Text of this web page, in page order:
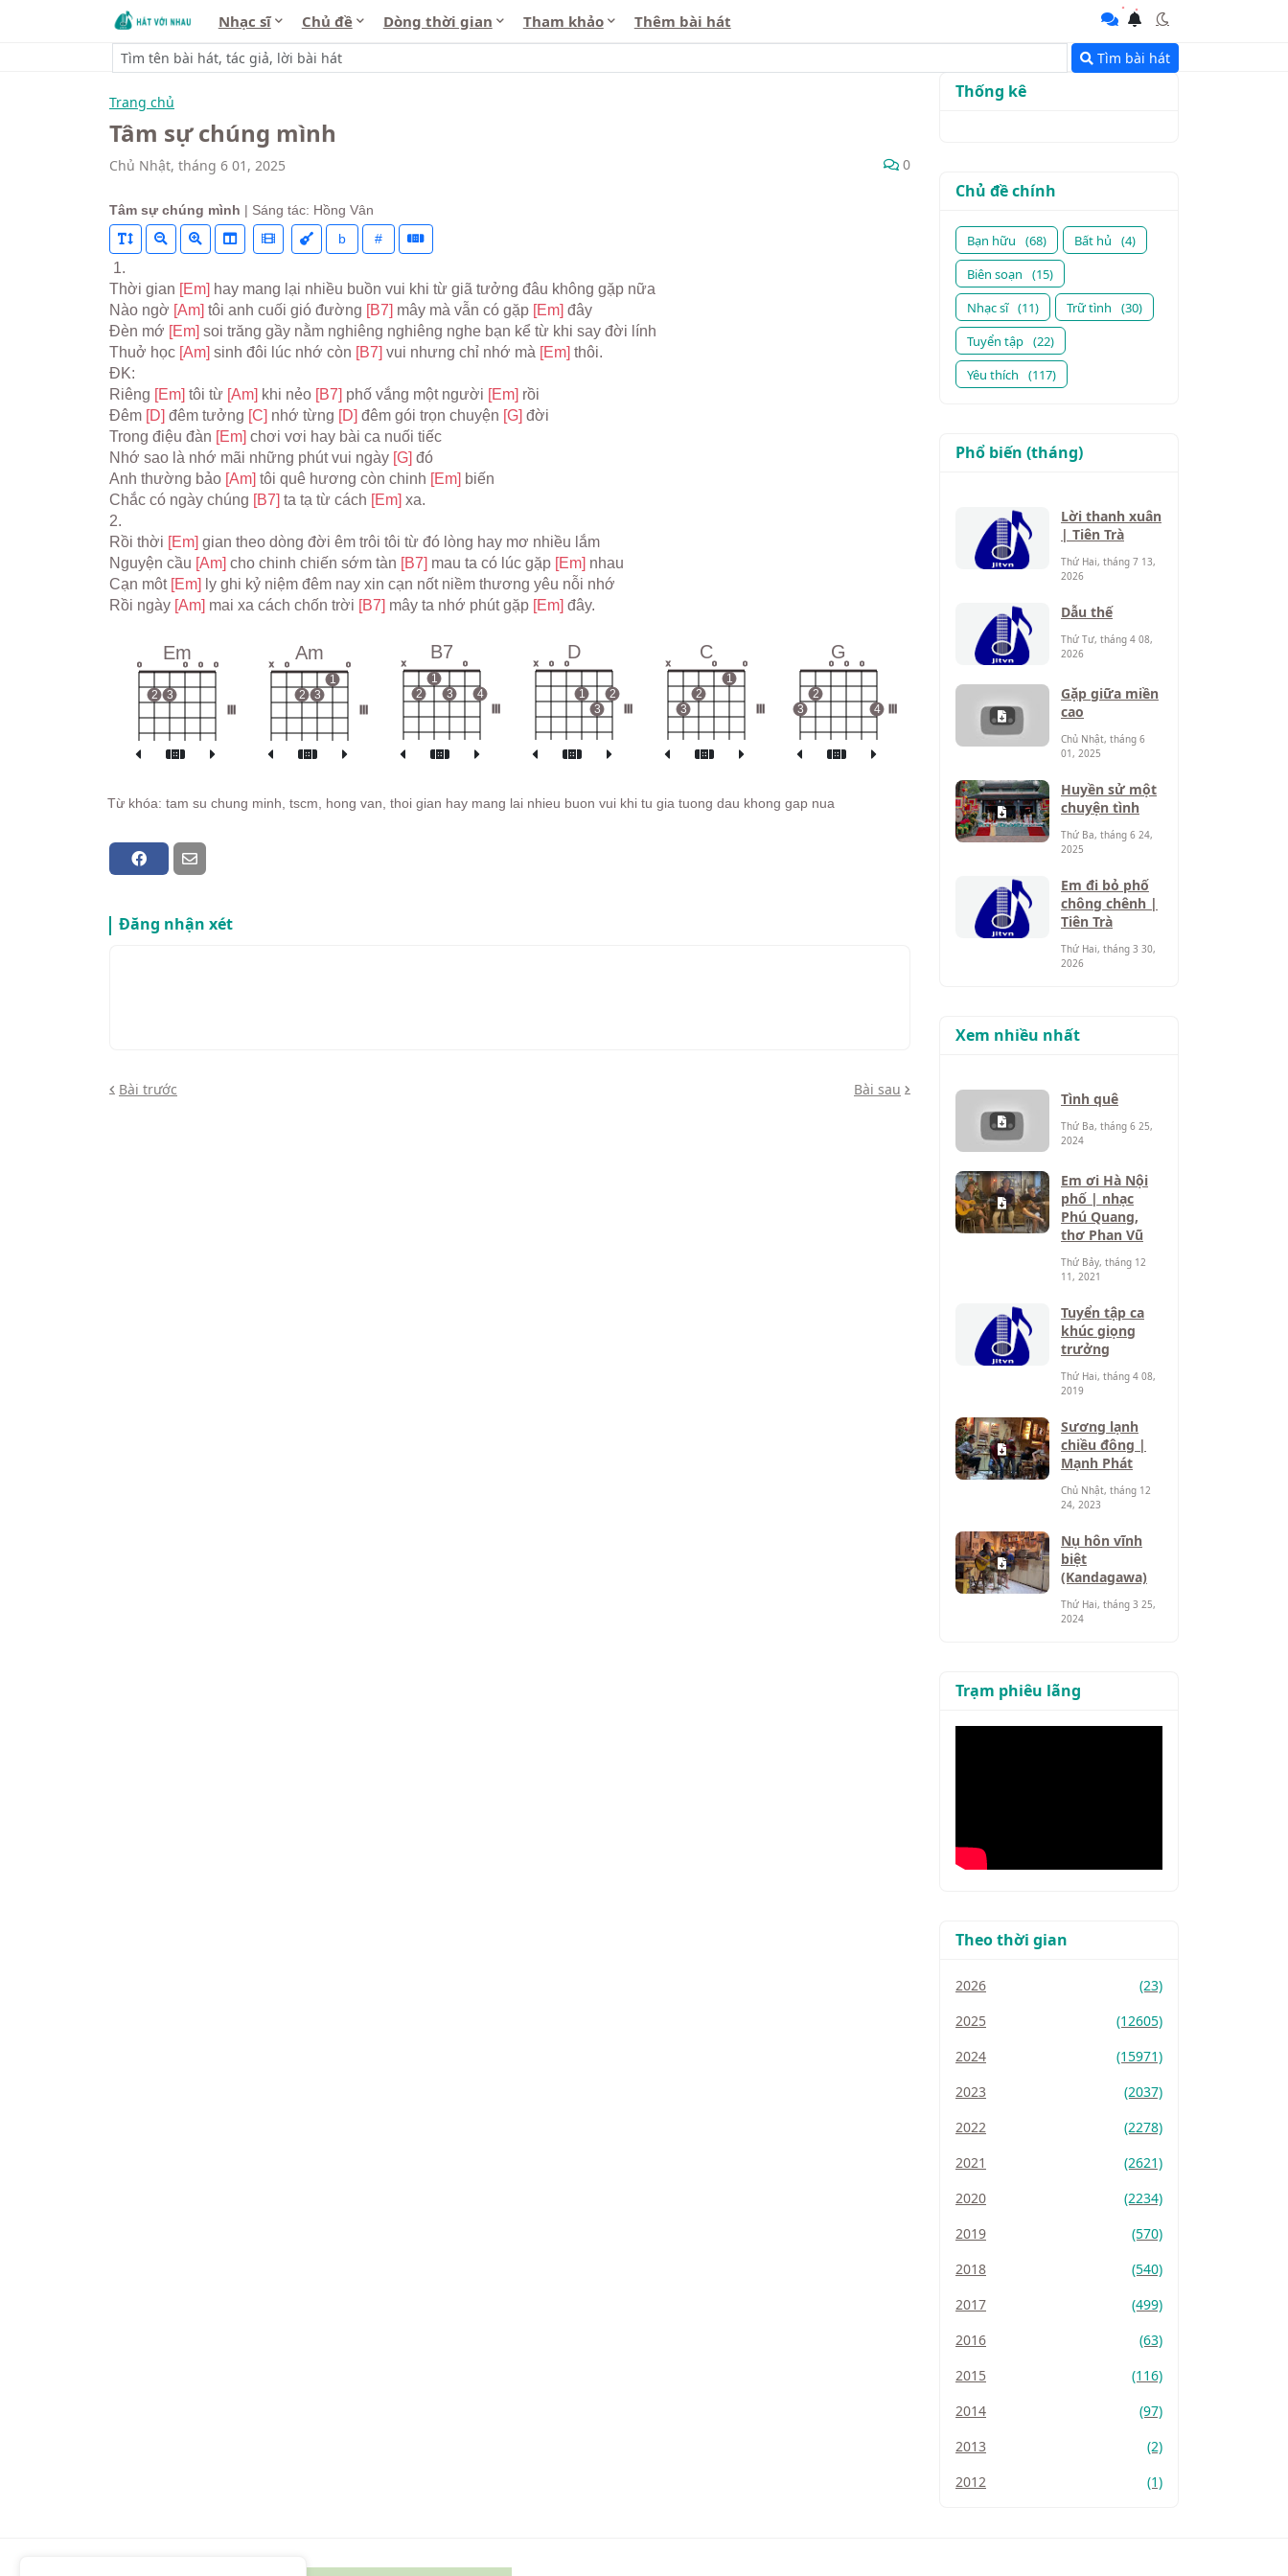
Nhạc sĩ Chủ đề Dòng thời gian Tham khảo Thêm bài hát
Tìm bài hát
Trang chủ
Tâm sự chúng mình
Chủ Nhật, tháng 6 01, 2025 0
Tâm sự chúng mình | Sáng tác: Hồng Vân
b
#
1.
Thời gian [Em] hay mang lại nhiều buồn vui khi từ giã tưởng đâu không gặp nữa
Nào ngờ [Am] tôi anh cuối gió đường [B7] mây mà vẫn có gặp [Em] đây
Đèn mớ [Em] soi trăng gầy nằm nghiêng nghiêng nghe bạn kể từ khi say đời lính
Thuở học [Am] sinh đôi lúc nhớ còn [B7] vui nhưng chỉ nhớ mà [Em] thôi.
ĐK:
Riêng [Em] tôi từ [Am] khi nẻo [B7] phố vắng một người [Em] rồi
Đêm [D] đêm tưởng [C] nhớ từng [D] đêm gói trọn chuyện [G] đời
Trong điệu đàn [Em] chơi vơi hay bài ca nuối tiếc
Nhớ sao là nhớ mãi những phút vui ngày [G] đó
Anh thường bảo [Am] tôi quê hương còn chinh [Em] biến
Chắc có ngày chúng [B7] ta tạ từ cách [Em] xa.
2.
Rồi thời [Em] gian theo dòng đời êm trôi tôi từ đó lòng hay mơ nhiều lắm
Nguyện cầu [Am] cho chinh chiến sớm tàn [B7] mau ta có lúc gặp [Em] nhau
Cạn môt [Em] ly ghi kỷ niệm đêm nay xin cạn nốt niềm thương yêu nỗi nhớ
Rồi ngày [Am] mai xa cách chốn trời [B7] mây ta nhớ phút gặp [Em] đây.
Em
o
2 3
o o o
Am
x o
2 3
1
o
B7
x
2
1
3
o
4
D
x o o
1
3
2
C
x
3
2
o
1
o
G
3
2
o o o
4
Từ khóa: tam su chung minh, tscm, hong van, thoi gian hay mang lai nhieu buon vui khi tu gia tuong dau khong gap nua
Đăng nhận xét
Bài trước Bài sau
Thống kê
Chủ đề chính
Bạn hữu (68) Bất hủ
(4)
Biên soạn
(15)
Nhạc sĩ (11) Trữ tình
(30)
Tuyển tập (22)
Yêu thích
(117)
Phổ biến (tháng)
Lời thanh xuân
| Tiên Trà
Thứ Hai, tháng 7 13,
2026
Dẫu thế
Thứ Tư, tháng 4 08,
2026
Gặp giữa miền
cao
Chủ Nhật, tháng 6
01, 2025
Huyền sử một
chuyện tình
Thứ Ba, tháng 6 24,
2025
Em đi bỏ phố
chông chênh |
Tiên Trà
Thứ Hai, tháng 3 30,
2026
Xem nhiều nhất
Tình quê
Thứ Ba, tháng 6 25,
2024
Em ơi Hà Nội
phố | nhạc
Phú Quang,
thơ Phan Vũ
Thứ Bảy, tháng 12
11, 2021
Tuyển tập ca
khúc giọng
trưởng
Thứ Hai, tháng 4 08,
2019
Sương lạnh
chiều đông |
Mạnh Phát
Chủ Nhật, tháng 12
24, 2023
Nụ hôn vĩnh
biệt
(Kandagawa)
Thứ Hai, tháng 3 25,
2024
Trạm phiêu lãng
Theo thời gian
2026
(23)
2025
(12605)
2024
(15971)
2023
(2037)
2022
(2278)
2021
(2621)
2020
(2234)
2019
(570)
2018
(540)
2017
(499)
2016
(63)
2015
(116)
2014
(97)
2013
(2)
2012
(1)